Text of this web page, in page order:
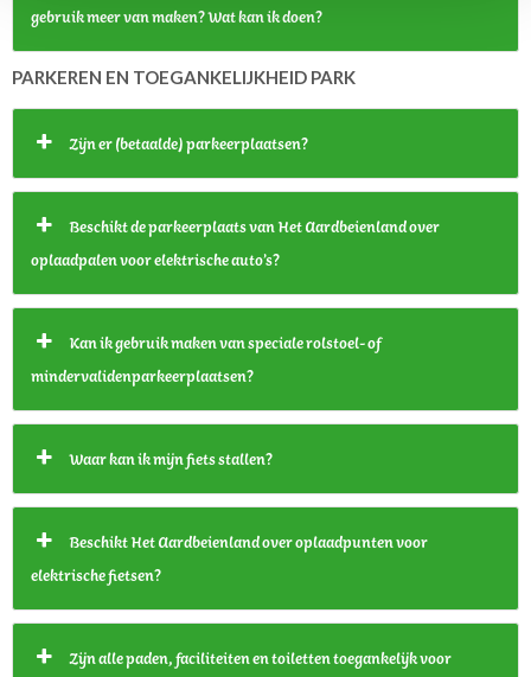
gebruik meer van maken? Wat kan ik doen?
PARKEREN EN TOEGANKELIJKHEID PARK
Zijn er (betaalde) parkeerplaatsen?
Beschikt de parkeerplaats van Het Aardbeienland over
oplaadpalen voor elektrische auto’s?
Kan ik gebruik maken van speciale rolstoel- of
mindervalidenparkeerplaatsen?
Waar kan ik mijn fiets stallen?
Beschikt Het Aardbeienland over oplaadpunten voor
elektrische fietsen?
Zijn alle paden, faciliteiten en toiletten toegankelijk voor